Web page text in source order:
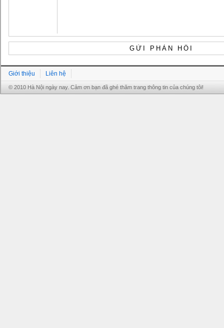
Giới thiệu Liên hệ
© 2010 Hà Nội ngày nay. Cảm ơn bạn đã ghé thăm trang thông tin của chúng tôi!